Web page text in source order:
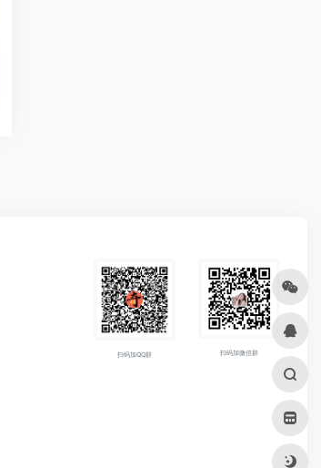
扫码加QQ群 扫码加微信群